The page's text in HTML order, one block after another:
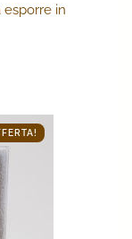
esporre in